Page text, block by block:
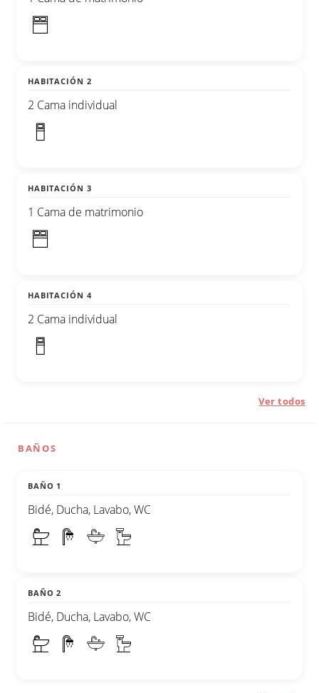
HABITACIÓN 2
2 Cama individual
HABITACIÓN 3
1 Cama de matrimonio
HABITACIÓN 4
2 Cama individual
Ver todos
BAÑOS
BAÑO 1
Bidé, Ducha, Lavabo, WC
BAÑO 2
Bidé, Ducha, Lavabo, WC